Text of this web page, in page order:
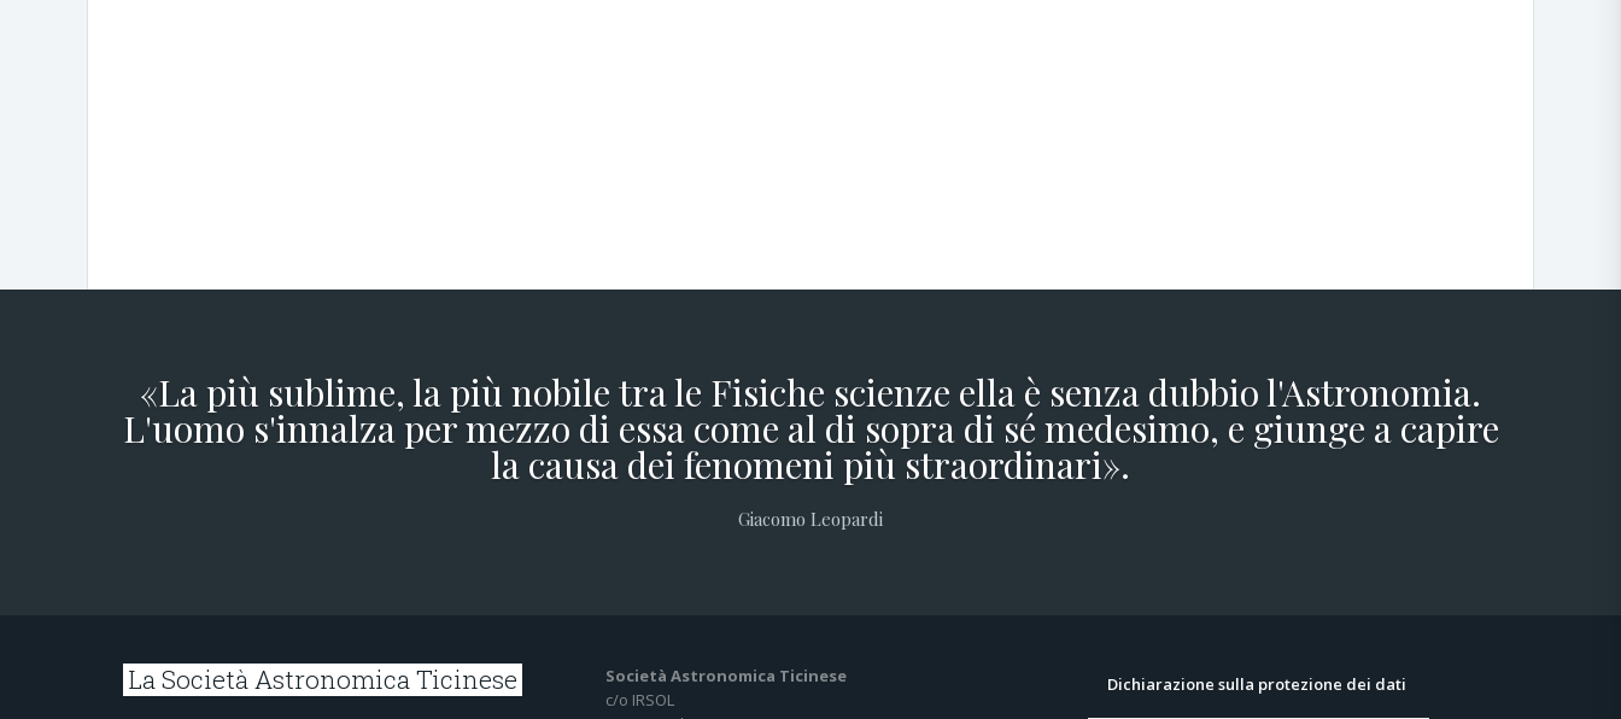
«La più sublime, la più nobile tra le Fisiche scienze ella è senza dubbio l'Astronomia.
L'uomo s'innalza per mezzo di essa come al di sopra di sé medesimo, e giunge a capire
la causa dei fenomeni più straordinari».
Giacomo Leopardi
La Società Astronomica Ticinese
Società Astronomica Ticinese
c/o IRSOL
Dichiarazione sulla protezione dei dati